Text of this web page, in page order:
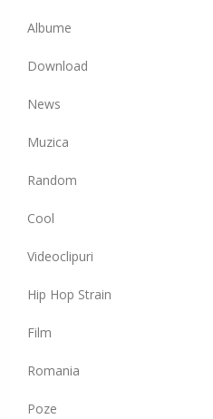
Albume
Download
News
Muzica
Random
Cool
Videoclipuri
Hip Hop Strain
Film
Romania
Poze